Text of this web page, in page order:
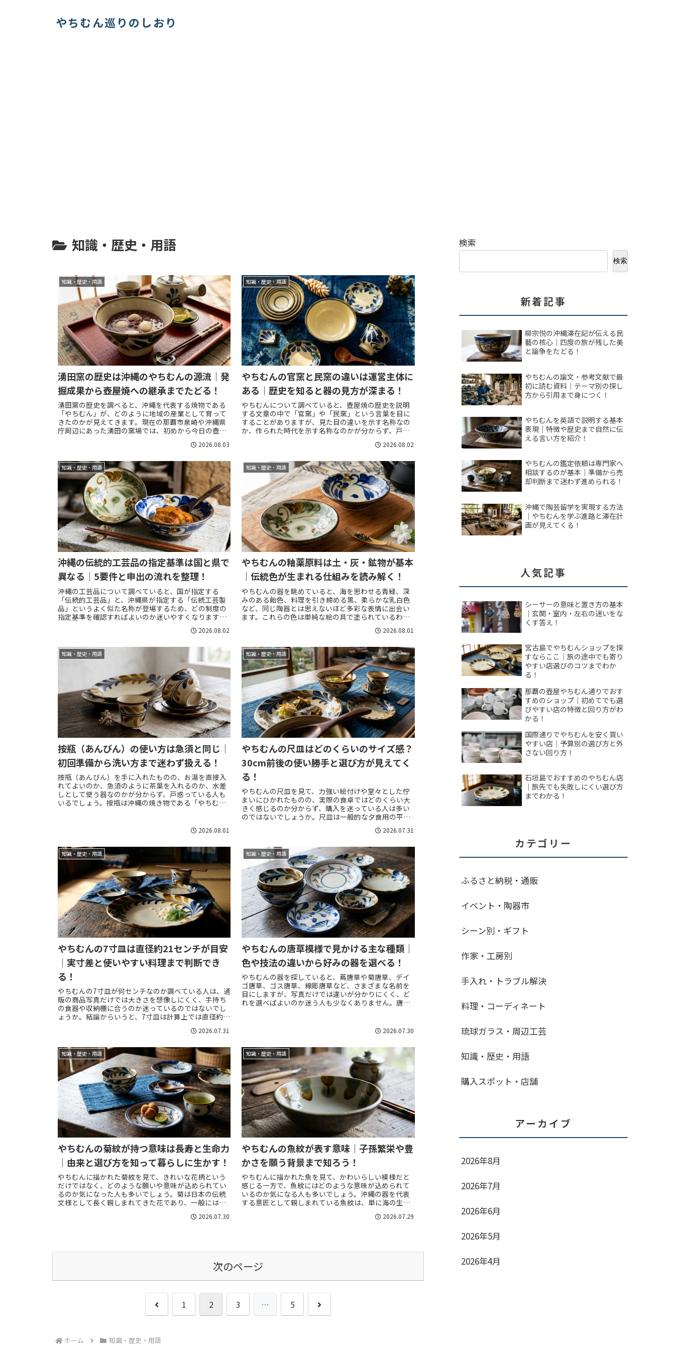
やちむん巡りのしおり
知識・歴史・用語
知識・歴史・用語
湧田窯の歴史は沖縄のやちむんの源流｜発
掘成果から壺屋焼への継承までたどる！
湧田窯の歴史を調べると、沖縄を代表する焼物である
「やちむん」が、どのように地域の産業として育って
きたのかが見えてきます。現在の那覇市泉崎や沖縄県
庁周辺にあった湧田の窯場では、初めから今日の壺屋
2026.08.03
知識・歴史・用語
やちむんの官窯と民窯の違いは運営主体に
ある｜歴史を知ると器の見方が深まる！
やちむんについて調べていると、壺屋焼の歴史を説明
する文章の中で「官窯」や「民窯」という言葉を目に
することがありますが、見た目の違いを示す名称なの
か、作られた時代を示す名称なのかが分からず、戸惑
2026.08.02
知識・歴史・用語
沖縄の伝統的工芸品の指定基準は国と県で
異なる｜5要件と申出の流れを整理！
沖縄の工芸品について調べていると、国が指定する
「伝統的工芸品」と、沖縄県が指定する「伝統工芸製
品」というよく似た名称が登場するため、どの制度の
指定基準を確認すればよいのか迷いやすくなります。
2026.08.02
知識・歴史・用語
やちむんの釉薬原料は土・灰・鉱物が基本
｜伝統色が生まれる仕組みを読み解く！
やちむんの器を眺めていると、海を思わせる青緑、深
みのある飴色、料理を引き締める黒、柔らかな乳白色
など、同じ陶器とは思えないほど多彩な表情に出会い
ます。これらの色は単純な絵の具で塗られているわけ
2026.08.01
知識・歴史・用語
按瓶（あんびん）の使い方は急須と同じ｜
初回準備から洗い方まで迷わず扱える！
按瓶（あんびん）を手に入れたものの、お湯を直接入
れてよいのか、急須のように茶葉を入れるのか、水差
しとして使う器なのかが分からず、戸惑っている人も
いるでしょう。按瓶は沖縄の焼き物である「やちむ
2026.08.01
知識・歴史・用語
やちむんの尺皿はどのくらいのサイズ感？
30cm前後の使い勝手と選び方が見えてく
る！
やちむんの尺皿を見て、力強い絵付けや堂々とした佇
まいにひかれたものの、実際の食卓ではどのくらい大
きく感じるのか分からず、購入を迷っている人は多い
のではないでしょうか。尺皿は一般的な夕食用の平皿
2026.07.31
知識・歴史・用語
やちむんの7寸皿は直径約21センチが目安
｜実寸差と使いやすい料理まで判断でき
る！
やちむんの7寸皿が何センチなのか調べている人は、通
販の商品写真だけでは大きさを想像しにくく、手持ち
の食器や収納棚に合うのか迷っているのではないでし
ょうか。結論からいうと、7寸皿は計算上では直径約
2026.07.31
知識・歴史・用語
やちむんの唐草模様で見かける主な種類｜
色や技法の違いから好みの器を選べる！
やちむんの器を探していると、蔦唐草や菊唐草、デイ
ゴ唐草、ゴス唐草、線彫唐草など、さまざまな名前を
目にしますが、写真だけでは違いが分かりにくく、ど
れを選べばよいのか迷う人も少なくありません。唐草
2026.07.30
知識・歴史・用語
やちむんの菊紋が持つ意味は長寿と生命力
｜由来と選び方を知って暮らしに生かす！
やちむんに描かれた菊紋を見て、きれいな花柄という
だけではなく、どのような願いや意味が込められてい
るのか気になった人も多いでしょう。菊は日本の伝統
文様として長く親しまれてきた花であり、一般には長
2026.07.30
知識・歴史・用語
やちむんの魚紋が表す意味｜子孫繁栄や豊
かさを願う背景まで知ろう！
やちむんに描かれた魚を見て、かわいらしい模様だと
感じる一方で、魚紋にはどのような意味が込められて
いるのか気になる人も多いでしょう。沖縄の器を代表
する意匠として親しまれている魚紋は、単に海の生き
2026.07.29
次のページ
前
1 2 3 … 5
次
ホーム 知識・歴史・用語
検索
検索
新着記事
柳宗悦の沖縄滞在記が伝える民
藝の核心｜四度の旅が残した美
と論争をたどる！
やちむんの論文・参考文献で最
初に読む資料｜テーマ別の探し
方から引用まで身につく！
やちむんを英語で説明する基本
表現｜特徴や歴史まで自然に伝
える言い方を紹介！
やちむんの鑑定依頼は専門家へ
相談するのが基本｜準備から売
却判断まで迷わず進められる！
沖縄で陶芸留学を実現する方法
｜やちむんを学ぶ進路と滞在計
画が見えてくる！
人気記事
シーサーの意味と置き方の基本
｜玄関・室内・左右の迷いをな
くす答え！
宮古島でやちむんショップを探
すならここ｜旅の途中でも寄り
やすい店選びのコツまでわか
る！
那覇の壺屋やちむん通りでおす
すめのショップ｜初めてでも選
びやすい店の特徴と回り方がわ
かる！
国際通りでやちむんを安く買い
やすい店｜予算別の選び方と外
さない回り方！
石垣島でおすすめのやちむん店
｜旅先でも失敗しにくい選び方
までわかる！
カテゴリー
ふるさと納税・通販
イベント・陶器市
シーン別・ギフト
作家・工房別
手入れ・トラブル解決
料理・コーディネート
琉球ガラス・周辺工芸
知識・歴史・用語
購入スポット・店舗
アーカイブ
2026年8月
2026年7月
2026年6月
2026年5月
2026年4月